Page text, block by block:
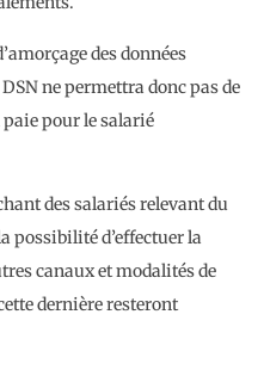
des données
ne permettra donc pas de
pour le salarié
des salariés relevant du
possibilité d’effectuer la
canaux et modalités de
dernière resteront